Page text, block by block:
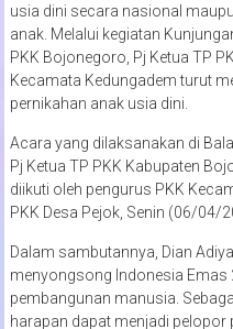
usia dini secara nasional
anak. Melalui kegiatan
PKK Bojonegoro, Pj Ketua TP
Kecamata Kedungadem turut
pernikahan anak usia dini.
Acara yang dilaksanakan di
Pj Ketua TP PKK Kabupaten
diikuti oleh pengurus PKK
PKK Desa Pejok, Senin (06/04/
Dalam sambutannya, Dian
menyongsong Indonesia Emas
pembangunan manusia.
harapan dapat menjadi pelopor